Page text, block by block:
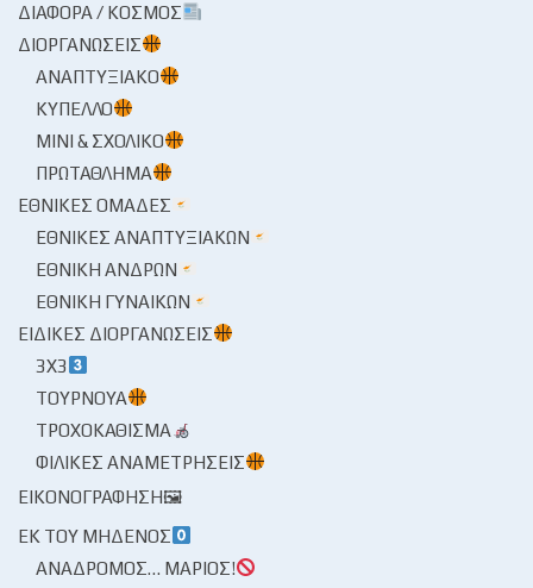
ΔΙΆΦΟΡΑ / ΚΌΣΜΟΣ
ΔΙΟΡΓΑΝΏΣΕΙΣ
ΑΝΑΠΤΥΞΙΑΚΌ
ΚΎΠΕΛΛΟ
ΜΊΝΙ & ΣΧΟΛΙΚΌ
ΠΡΩΤΆΘΛΗΜΑ
ΕΘΝΙΚΈΣ ΟΜΆΔΕΣ
ΕΘΝΙΚΈΣ ΑΝΑΠΤΥΞΙΑΚΏΝ
ΕΘΝΙΚΉ ΑΝΔΡΏΝ
ΕΘΝΙΚΉ ΓΥΝΑΙΚΏΝ
ΕΙΔΙΚΈΣ ΔΙΟΡΓΑΝΏΣΕΙΣ
3X3
ΤΟΥΡΝΟΥΆ
ΤΡΟΧΟΚΆΘΙΣΜΑ
ΦΙΛΙΚΈΣ ΑΝΑΜΕΤΡΉΣΕΙΣ
ΕΙΚΟΝΟΓΡΆΦΗΣΗ🖼
ΕΚ ΤΟΥ ΜΗΔΕΝΌΣ
ΑΝΆΔΡΟΜΟΣ… ΜΆΡΙΟΣ!